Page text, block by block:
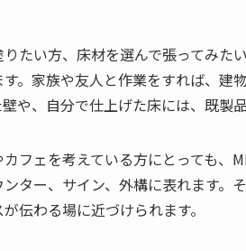
たい方、床材を選んで張ってみた
。家族や友人と作業をすれば、建
や、自分で仕上げた床には、既製
フェを考えている方にとっても、
ター、サイン、外構に表れます。
伝わる場に近づけられます。